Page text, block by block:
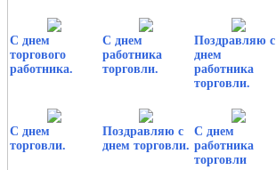
С днем
торгового
работника.
С днем
работника
торговли.
Поздравляю с
днем
работника
торговли.
С днем
торговли.
Поздравляю с
днем торговли.
С днем
работника
торговли